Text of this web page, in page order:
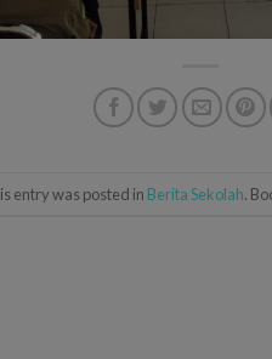
entry was posted in Berita Sekolah.